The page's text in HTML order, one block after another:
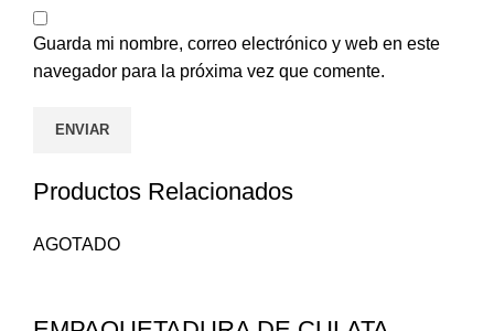
Guarda mi nombre, correo electrónico y web en este
navegador para la próxima vez que comente.
Productos Relacionados
AGOTADO